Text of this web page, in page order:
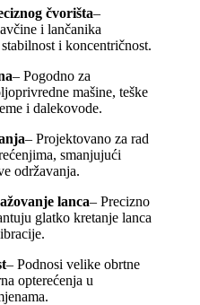
čvorišta–
i lančanika
i koncentričnost.
– Pogodno za
mašine, teške
i dalekovode.
– Projektovano za rad
smanjujući
održavanja.
lanca– Precizno
glatko kretanje lanca
– Podnosi velike obrtne
opterećenja u